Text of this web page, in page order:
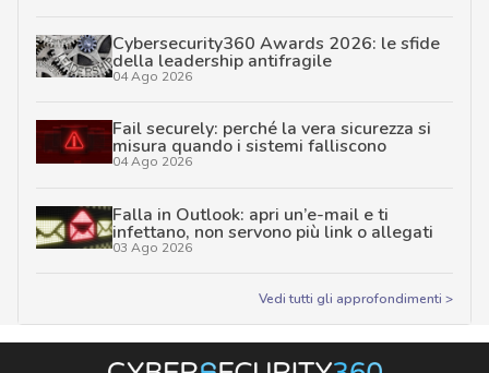
Cybersecurity360 Awards 2026: le sfide
della leadership antifragile
04 Ago 2026
Fail securely: perché la vera sicurezza si
misura quando i sistemi falliscono
04 Ago 2026
Falla in Outlook: apri un’e-mail e ti
infettano, non servono più link o allegati
03 Ago 2026
Vedi tutti gli approfondimenti >